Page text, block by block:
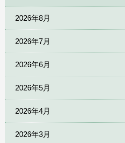
2026年8月
2026年7月
2026年6月
2026年5月
2026年4月
2026年3月